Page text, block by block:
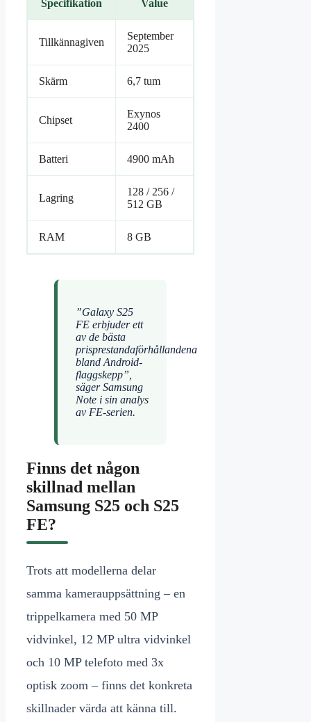
Specifikation
Value
Tillkännagiven
September
2025
Skärm 6,7 tum
Chipset
Exynos
2400
Batteri 4900 mAh
Lagring
128 / 256 /
512 GB
RAM 8 GB
”Galaxy S25
FE erbjuder ett
av de bästa
prisprestandaförhållandena
bland Android-
flaggskepp”,
säger Samsung
Note i sin analys
av FE-serien.
Finns det någon
skillnad mellan
Samsung S25 och S25
FE?
Trots att modellerna delar
samma kamerauppsättning – en
trippelkamera med 50 MP
vidvinkel, 12 MP ultra vidvinkel
och 10 MP telefoto med 3x
optisk zoom – finns det konkreta
skillnader värda att känna till.